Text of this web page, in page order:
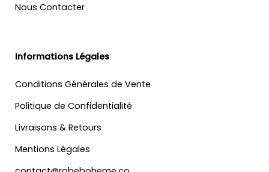
Nous Contacter
Informations Légales
Conditions Générales de Vente
Politique de Confidentialité
Livraisons & Retours
Mentions Légales